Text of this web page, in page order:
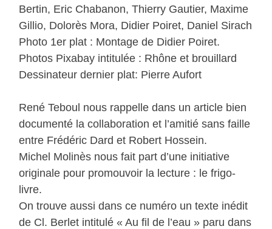
Bertin, Eric Chabanon, Thierry Gautier, Maxime
Gillio, Dolorès Mora, Didier Poiret, Daniel Sirach
Photo 1er plat : Montage de Didier Poiret.
Photos Pixabay intitulée : Rhône et brouillard
Dessinateur dernier plat: Pierre Aufort
René Teboul nous rappelle dans un article bien
documenté la collaboration et l’amitié sans faille
entre Frédéric Dard et Robert Hossein.
Michel Molinès nous fait part d’une initiative
originale pour promouvoir la lecture : le frigo-
livre.
On trouve aussi dans ce numéro un texte inédit
de Cl. Berlet intitulé « Au fil de l’eau » paru dans